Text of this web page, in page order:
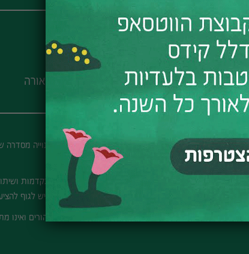
30-40₪
45 דקות
סטודיו אורה
קונטקידס היא סדנא להורים
המשלבים תנועה ומגע בין ההורה והילד.
המשחקים מפתחים אצל הילד יכולות מוטוריות מתקדמות
בצורה נכונה ובטוחה, לגלות יחד את האפשרויות שיש לגוף
הסדנה, בהנחיית מיכל צפוני, משותפת לילדים.ות והורים ואינו